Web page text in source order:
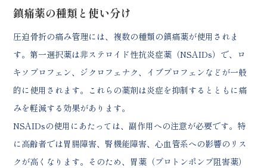
鎮痛薬の種類と使い分け
圧迫骨折の痛み管理には、複数の種類の鎮痛薬が使用されま
す。第一選択薬は非ステロイド性抗炎症薬（NSAIDs）で、ロ
キソプロフェン、ジクロフェナク、イブプロフェンなどが一般
的に使用されます。これらの薬剤は炎症を抑制するとともに痛
みを軽減する効果があります。
NSAIDsの使用にあたっては、副作用への注意が必要です。特
に高齢者では胃腸障害、腎機能障害、心血管系への影響のリス
クが高くなります。そのため、胃薬（プロトンポンプ阻害薬）